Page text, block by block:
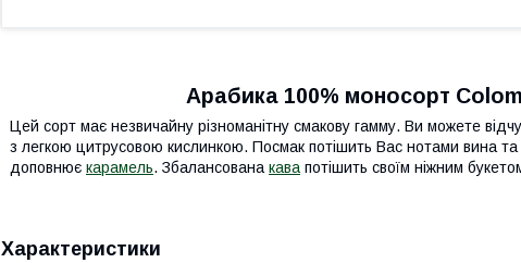
Арабика 100% моносорт
Цей сорт має незвичайну різноманітну смакову гамму. Ви можете
з легкою цитрусовою кислинкою. Посмак потішить Вас нотами вина
доповнює карамель. Збалансована кава потішить своїм ніжним
Характеристики